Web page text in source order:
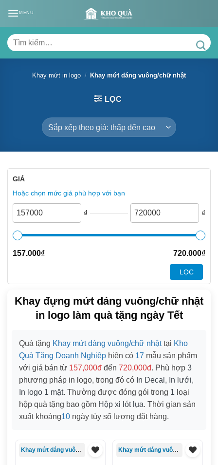
MENU
Tìm
kiếm:
Khay mứt in logo / Khay mứt dáng vuông/chữ nhật
LỌC
GIÁ
Hoặc chọn mức giá phù hợp với bạn
₫ ₫
157.000₫ 720.000₫
LỌC
Khay đựng mứt dáng vuông/chữ nhật
in logo làm quà tặng ngày Tết
Quà tặng Khay mứt dáng vuông/chữ nhậttại Kho
Quà Tặng Doanh Nghiệp hiện có 17 mẫu sản phẩm
với giá bán từ 157,000đ đến 720,000đ. Phù hợp 3
phương pháp in logo, trong đó có In Decal, In lưới,
In logo 1 mặt. Thường được đóng gói trong 1 loại
hộp quà tặng bao gồm Hộp xi lót lụa. Thời gian sản
xuất khoảng10 ngày tùy số lượng đặt hàng.
Khay mứt dáng vuông/chữ nhật Khay mứt dáng vuông/chữ nhật